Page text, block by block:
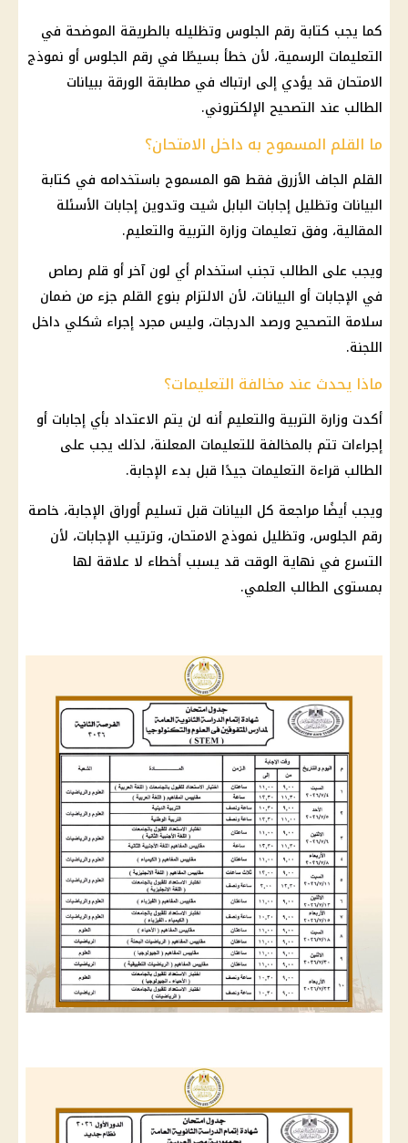
كما يجب كتابة رقم الجلوس وتظليله بالطريقة الموضحة في
التعليمات الرسمية، لأن خطأ بسيطًا في رقم الجلوس أو نموذج
الامتحان قد يؤدي إلى ارتباك في مطابقة الورقة ببيانات
الطالب عند التصحيح الإلكتروني.
ما القلم المسموح به داخل الامتحان؟
القلم الجاف الأزرق فقط هو المسموح باستخدامه في كتابة
البيانات وتظليل إجابات البابل شيت وتدوين إجابات الأسئلة
المقالية، وفق تعليمات وزارة التربية والتعليم.
ويجب على الطالب تجنب استخدام أي لون آخر أو قلم رصاص
في الإجابات أو البيانات، لأن الالتزام بنوع القلم جزء من ضمان
سلامة التصحيح ورصد الدرجات، وليس مجرد إجراء شكلي داخل
اللجنة.
ماذا يحدث عند مخالفة التعليمات؟
أكدت وزارة التربية والتعليم أنه لن يتم الاعتداد بأي إجابات أو
إجراءات تتم بالمخالفة للتعليمات المعلنة، لذلك يجب على
الطالب قراءة التعليمات جيدًا قبل بدء الإجابة.
ويجب أيضًا مراجعة كل البيانات قبل تسليم أوراق الإجابة، خاصة
رقم الجلوس، وتظليل نموذج الامتحان، وترتيب الإجابات، لأن
التسرع في نهاية الوقت قد يسبب أخطاء لا علاقة لها
بمستوى الطالب العلمي.